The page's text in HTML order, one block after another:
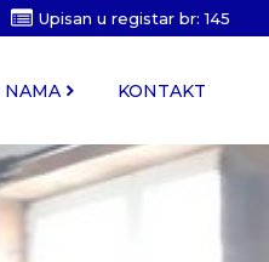
Upisan u registar br: 145
NAMA KONTAKT